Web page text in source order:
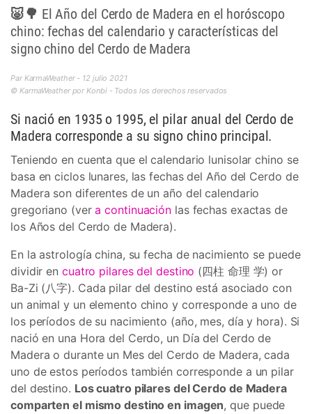
🐷🌳 El Año del Cerdo de Madera en el horóscopo
chino: fechas del calendario y características del
signo chino del Cerdo de Madera
Par KarmaWeather - 12 julio 2021
© KarmaWeather por Konbi - Todos los derechos reservados
Si nació en 1935 o 1995, el pilar anual del Cerdo de
Madera corresponde a su signo chino principal.
Teniendo en cuenta que el calendario lunisolar chino se
basa en ciclos lunares, las fechas del Año del Cerdo de
Madera son diferentes de un año del calendario
gregoriano (vera continuación las fechas exactas de
los Años del Cerdo de Madera).
En la astrología china, su fecha de nacimiento se puede
dividir en cuatro pilares del destino (四柱 命理 学) or
Ba-Zi (八字). Cada pilar del destino está asociado con
un animal y un elemento chino y corresponde a uno de
los períodos de su nacimiento (año, mes, día y hora). Si
nació en una Hora del Cerdo, un Día del Cerdo de
Madera o durante un Mes del Cerdo de Madera, cada
uno de estos períodos también corresponde a un pilar
del destino. Los cuatro pilares del Cerdo de Madera
comparten el mismo destino en imagen, que puede